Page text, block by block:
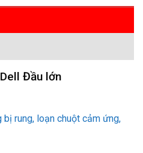
Đầu lớn
rung, loạn chuột cảm ứng,